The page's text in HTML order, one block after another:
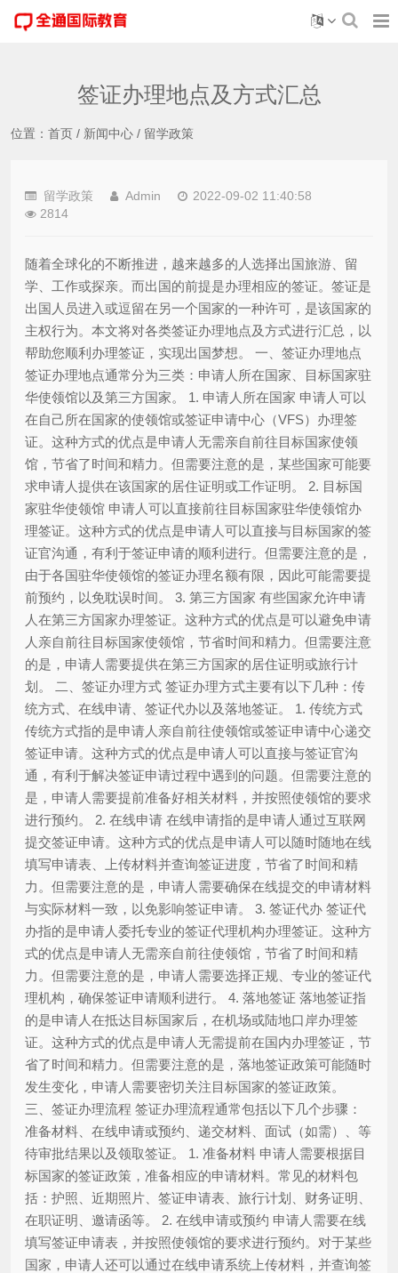
签证办理地点及方式汇总
位置： 首页 / 新闻中心 / 留学政策
留学政策 Admin
2022-09-02 11:40:58
2814
随着全球化的不断推进，越来越多的人选择出国旅游、留
学、工作或探亲。而出国的前提是办理相应的签证。签证是
出国人员进入或逗留在另一个国家的一种许可，是该国家的
主权行为。本文将对各类签证办理地点及方式进行汇总，以
帮助您顺利办理签证，实现出国梦想。 一、签证办理地点
签证办理地点通常分为三类：申请人所在国家、目标国家驻
华使领馆以及第三方国家。 1. 申请人所在国家 申请人可以
在自己所在国家的使领馆或签证申请中心（VFS）办理签
证。这种方式的优点是申请人无需亲自前往目标国家使领
馆，节省了时间和精力。但需要注意的是，某些国家可能要
求申请人提供在该国家的居住证明或工作证明。 2. 目标国
家驻华使领馆 申请人可以直接前往目标国家驻华使领馆办
理签证。这种方式的优点是申请人可以直接与目标国家的签
证官沟通，有利于签证申请的顺利进行。但需要注意的是，
由于各国驻华使领馆的签证办理名额有限，因此可能需要提
前预约，以免耽误时间。 3. 第三方国家 有些国家允许申请
人在第三方国家办理签证。这种方式的优点是可以避免申请
人亲自前往目标国家使领馆，节省时间和精力。但需要注意
的是，申请人需要提供在第三方国家的居住证明或旅行计
划。 二、签证办理方式 签证办理方式主要有以下几种：传
统方式、在线申请、签证代办以及落地签证。 1. 传统方式
传统方式指的是申请人亲自前往使领馆或签证申请中心递交
签证申请。这种方式的优点是申请人可以直接与签证官沟
通，有利于解决签证申请过程中遇到的问题。但需要注意的
是，申请人需要提前准备好相关材料，并按照使领馆的要求
进行预约。 2. 在线申请 在线申请指的是申请人通过互联网
提交签证申请。这种方式的优点是申请人可以随时随地在线
填写申请表、上传材料并查询签证进度，节省了时间和精
力。但需要注意的是，申请人需要确保在线提交的申请材料
与实际材料一致，以免影响签证申请。 3. 签证代办 签证代
办指的是申请人委托专业的签证代理机构办理签证。这种方
式的优点是申请人无需亲自前往使领馆，节省了时间和精
力。但需要注意的是，申请人需要选择正规、专业的签证代
理机构，确保签证申请顺利进行。 4. 落地签证 落地签证指
的是申请人在抵达目标国家后，在机场或陆地口岸办理签
证。这种方式的优点是申请人无需提前在国内办理签证，节
省了时间和精力。但需要注意的是，落地签证政策可能随时
发生变化，申请人需要密切关注目标国家的签证政策。
三、签证办理流程 签证办理流程通常包括以下几个步骤：
准备材料、在线申请或预约、递交材料、面试（如需）、等
待审批结果以及领取签证。 1. 准备材料 申请人需要根据目
标国家的签证政策，准备相应的申请材料。常见的材料包
括：护照、近期照片、签证申请表、旅行计划、财务证明、
在职证明、邀请函等。 2. 在线申请或预约 申请人需要在线
填写签证申请表，并按照使领馆的要求进行预约。对于某些
国家，申请人还可以通过在线申请系统上传材料，并查询签